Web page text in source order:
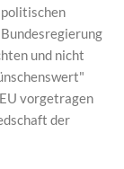
und nicht
vorgetragen
der